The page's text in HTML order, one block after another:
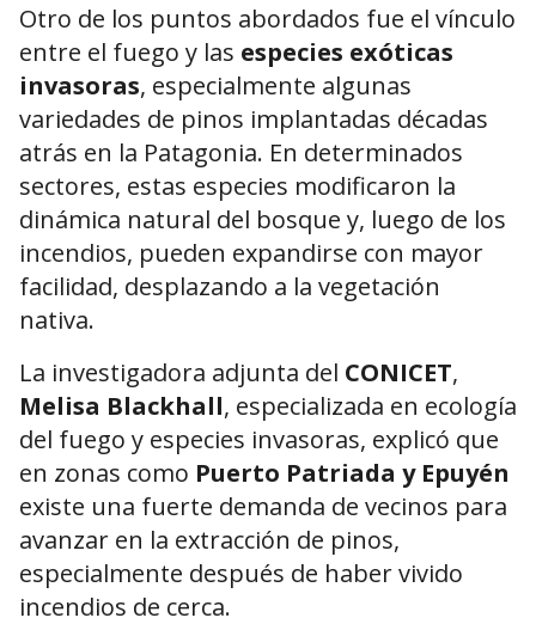
Otro de los puntos abordados fue el vínculo
entre el fuego y las especies exóticas
invasoras, especialmente algunas
variedades de pinos implantadas décadas
atrás en la Patagonia. En determinados
sectores, estas especies modificaron la
dinámica natural del bosque y, luego de los
incendios, pueden expandirse con mayor
facilidad, desplazando a la vegetación
nativa.
La investigadora adjunta del CONICET,
Melisa Blackhall, especializada en ecología
del fuego y especies invasoras, explicó que
en zonas como Puerto Patriada y Epuyén
existe una fuerte demanda de vecinos para
avanzar en la extracción de pinos,
especialmente después de haber vivido
incendios de cerca.